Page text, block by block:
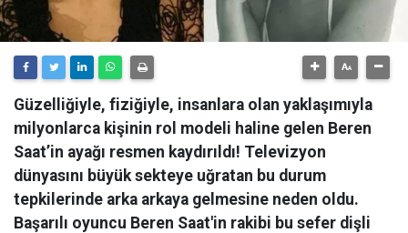
Güzelliğiyle, fiziğiyle, insanlara olan yaklaşımıyla
milyonlarca kişinin rol modeli haline gelen Beren
Saat’in ayağı resmen kaydırıldı! Televizyon
dünyasını büyük sekteye uğratan bu durum
tepkilerinde arka arkaya gelmesine neden oldu.
Başarılı oyuncu Beren Saat'in rakibi bu sefer dişli